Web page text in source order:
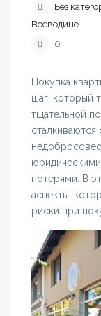
Без
Воеводине
0
Покупка
шаг, который
тщательной
потерями. В
аспекты,
риски при